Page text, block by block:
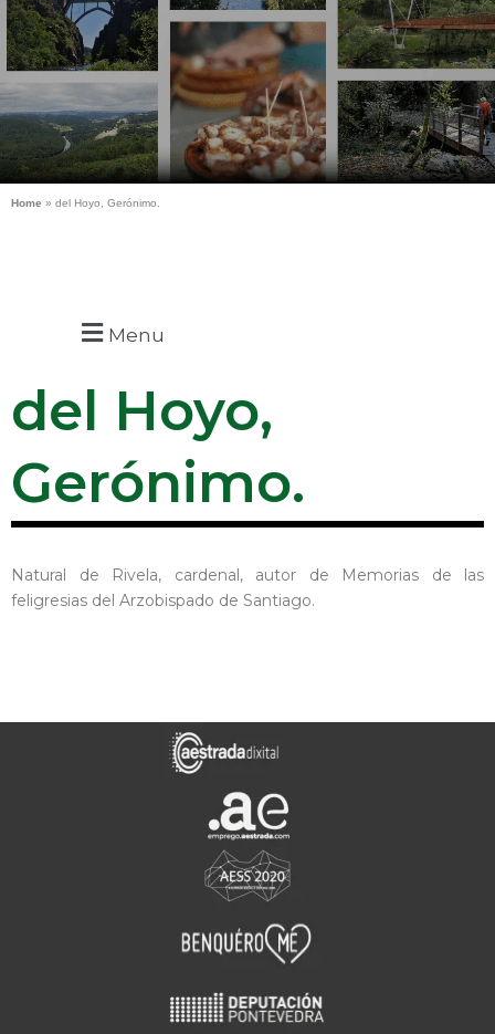
Home » del Hoyo, Gerónimo.
Menu
del Hoyo,
Gerónimo.
Natural de Rivela, cardenal, autor de Memorias de las
feligresias del Arzobispado de Santiago.